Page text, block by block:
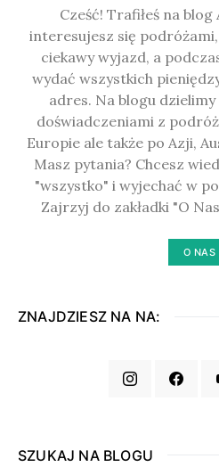
Cześć! Trafiłeś na blog
interesujesz się
ciekawy wyjazd, a
wydać wszystkich
adres. Na blogu
doświadczeniami z
Europie ale także po Azji,
Masz pytania? Chcesz
"wszystko" i wyjechać w
Zajrzyj do zakładki "O
O NAS
ZNAJDZIESZ NA NA:
SZUKAJ NA BLOGU